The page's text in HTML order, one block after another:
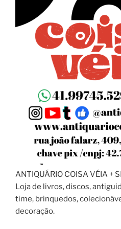
ANTIQUÁRIO COISA VÉIA +
Loja de livros, discos,
time, brinquedos,
decoração.